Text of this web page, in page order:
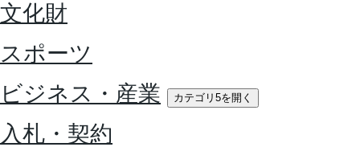
文化財
スポーツ
ビジネス・産業
カテゴリ5を開く
入札・契約